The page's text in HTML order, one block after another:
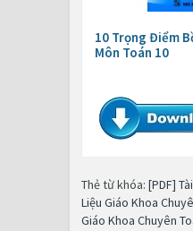
10 Trọng Điểm
Môn Toán 10
Thẻ từ khóa: [PDF]
Liệu Giáo Khoa
Giáo Khoa Chuyên